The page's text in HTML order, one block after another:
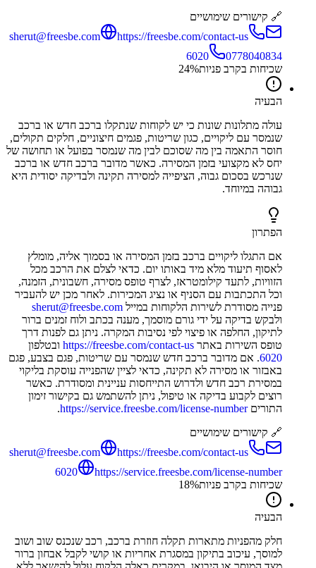
🔗 קישורים שימושיים
sherut@freesbe.com
https://freesbe.com/contact-us
6020
0778040834
שכיחות בקרב פניות
24%
הבעיה
עולה מתלונות שונות כי יש לקוחות שנתקלו ברכב חדש או ברכב
שנמסר עם ליקויים, כגון שריטות, פגמים חיצוניים, חלקים תקולים,
חוסר התאמה בין מה שסוכם לבין מה שנמסר בפועל או תחושה של
יחס לא מקצועי בזמן המסירה. כאשר מדובר ברכב חדש או ברכב
שנרכש בסכום גבוה, הציפייה למסירה תקינה ולבדיקה יסודית היא
גבוהה במיוחד.
הפתרון
אם התגלו ליקויים ברכב בזמן המסירה או בסמוך אליה, מומלץ
לאסוף תיעוד מלא מיד באותו יום. כדאי לצלם את הרכב מכל
הזוויות, לתעד קילומטראז, לצרף טופס מסירה, חשבונית, הזמנה,
וכל התכתבות עם הסניף או נציג המכירות. לאחר מכן יש להעביר
פנייה מסודרת לשירות הלקוחות במייל sherut@freesbe.com
ולבקש בדיקה על ידי גורם מוסמך, מענה בכתב ולוח זמנים ברור
לתיקון, החלפה או פיצוי לפי נסיבות המקרה. ניתן גם לפנות דרך
טופס השירות באתר https://freesbe.com/contact-us ובטלפון
6020. אם מדובר ברכב חדש שנמסר עם שריטות, פגם בצבע, פגם
באבזור או מסירה לא תקינה, כדאי לציין שהפנייה עוסקת בליקוי
במסירת רכב חדש ולדרוש התייחסות עניינית ומסודרת. כאשר
רוצים לקבוע בדיקה או טיפול, ניתן להשתמש גם בקישור זימון
התוריםhttps://service.freesbe.com/license-number
.
🔗 קישורים שימושיים
sherut@freesbe.com
https://freesbe.com/contact-us
6020
https://service.freesbe.com/license-number
שכיחות בקרב פניות
18%
הבעיה
חלק מהפניות מתארות תקלה חוזרת ברכב, רכב שנכנס שוב ושוב
למוסך, עיכוב בתיקון במסגרת אחריות או קושי לקבל אבחון ברור